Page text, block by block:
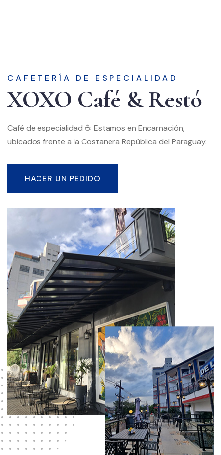
CAFETERÍA DE ESPECIALIDAD
XOXO Café & Restó
Café de especialidad ☕️ Estamos en Encarnación,
ubicados frente a la Costanera República del Paraguay.
HACER UN PEDIDO